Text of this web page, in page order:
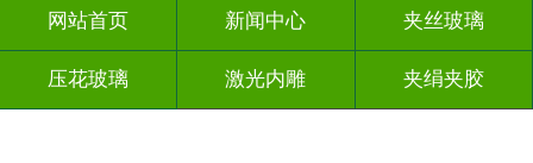
网站首页 新闻中心 夹丝玻璃
压花玻璃 激光内雕 夹绢夹胶